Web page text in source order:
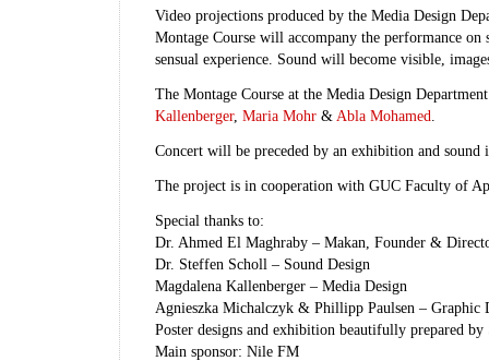
Video projections produced by the Media Design
Montage Course will accompany the performance on
sensual experience. Sound will become visible,
The Montage Course at the Media Design
Kallenberger, Maria Mohr & Abla Mohamed
Concert will be preceded by an exhibition and sound
The project is in cooperation with GUC Faculty of
Special thanks to:
Dr. Ahmed El Maghraby – Makan, Founder &
Dr. Steffen Scholl – Sound Design
Magdalena Kallenberger – Media Design
Agnieszka Michalczyk & Phillipp Paulsen – Graphic
Poster designs and exhibition beautifully prepared by
Main sponsor: Nile FM